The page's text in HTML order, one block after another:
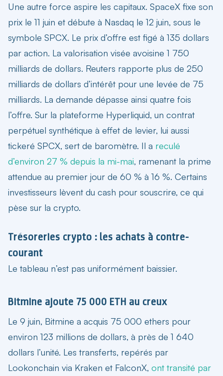
Une autre force aspire les capitaux. SpaceX fixe son
prix le 11 juin et débute à Nasdaq le 12 juin, sous le
symbole SPCX. Le prix d’offre est figé à 135 dollars
par action. La valorisation visée avoisine 1 750
milliards de dollars. Reuters rapporte plus de 250
milliards de dollars d’intérêt pour une levée de 75
milliards. La demande dépasse ainsi quatre fois
l’offre. Sur la plateforme Hyperliquid, un contrat
perpétuel synthétique à effet de levier, lui aussi
tickeré SPCX, sert de baromètre. Il a reculé
d’environ 27 % depuis la mi-mai, ramenant la prime
attendue au premier jour de 60 % à 16 %. Certains
investisseurs lèvent du cash pour souscrire, ce qui
pèse sur la crypto.
Trésoreries crypto : les achats à contre-
courant
Le tableau n’est pas uniformément baissier.
Bitmine ajoute 75 000 ETH au creux
Le 9 juin, Bitmine a acquis 75 000 ethers pour
environ 123 millions de dollars, à près de 1 640
dollars l’unité. Les transferts, repérés par
Lookonchain via Kraken et FalconX, ont transité par